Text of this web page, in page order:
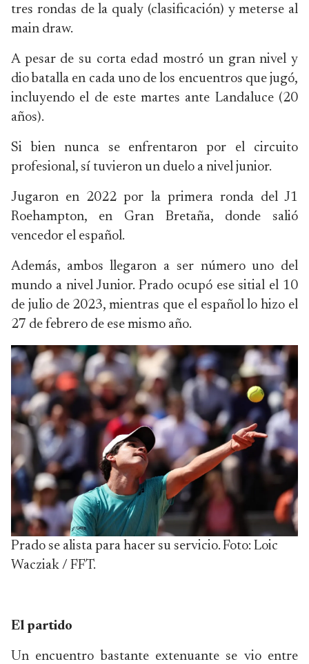
tres rondas de la qualy (clasificación) y meterse al
main draw.
A pesar de su corta edad mostró un gran nivel y
dio batalla en cada uno de los encuentros que jugó,
incluyendo el de este martes ante Landaluce (20
años).
Si bien nunca se enfrentaron por el circuito
profesional, sí tuvieron un duelo a nivel junior.
Jugaron en 2022 por la primera ronda del J1
Roehampton, en Gran Bretaña, donde salió
vencedor el español.
Además, ambos llegaron a ser número uno del
mundo a nivel Junior. Prado ocupó ese sitial el 10
de julio de 2023, mientras que el español lo hizo el
27 de febrero de ese mismo año.
Prado se alista para hacer su servicio. Foto: Loic
Wacziak / FFT.
El partido
Un encuentro bastante extenuante se vio entre